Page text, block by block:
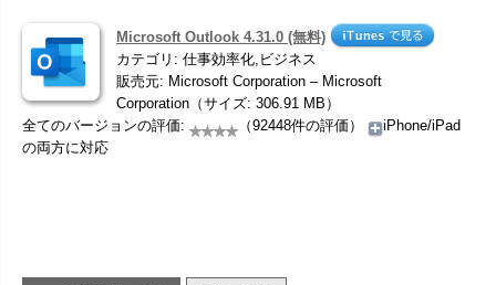
Microsoft Outlook 4.31.0 (無料)
カテゴリ: 仕事効率化,ビジネス
販売元: Microsoft Corporation – Microsoft
Corporation（サイズ: 306.91 MB）
全てのバージョンの評価:
（92448件の評価）
iPhone/iPad
の両方に対応